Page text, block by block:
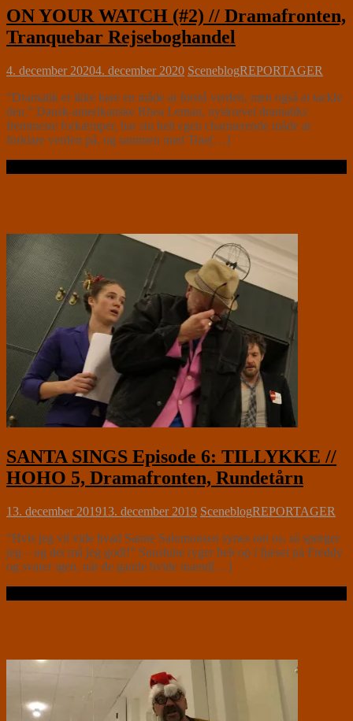
ON YOUR WATCH (#2) // Dramafronten,
Tranquebar Rejseboghandel
4. december 20204. december 2020 SceneblogREPORTAGER
”Dramatik er ikke bare en måde at forstå verden, men også at tackle
den.” Dansk-amerikanske Rhea Leman, nyskrevet dramatiks
fremmeste forkæmper, har sin helt egen charmerende måde at
forklare verden på, og sammen med Tine[…]
SANTA SINGS Episode 6: TILLYKKE //
HOHO 5, Dramafronten, Rundetårn
13. december 201913. december 2019 SceneblogREPORTAGER
”Hvis jeg vil vide hvad Sanne Salomonsen synes om os, så spørger
jeg – og det må jeg godt!” Sunshine ryger helt op i fjæset på Freddy
og svarer igen, når de gamle hvide mænd[…]